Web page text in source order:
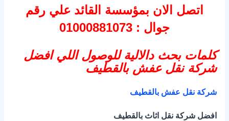
اتصل الان بمؤسسة القائد علي رقم
جوال : 01000881073
كلمات بحث دالالية للوصول اللي افضل
شركة نقل عفش بالقطيف
شركة نقل عفش بالقطيف
افضل شركة نقل اثاث بالقطيف